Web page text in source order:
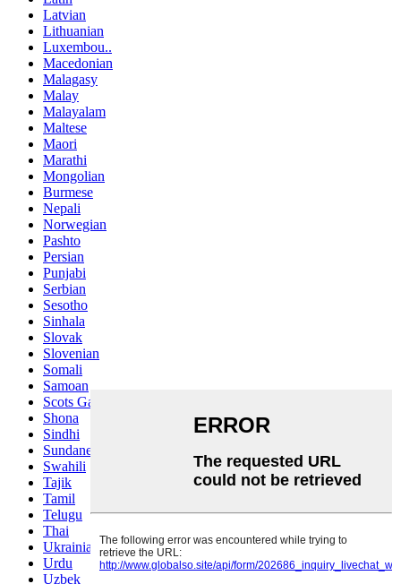
Latvian
Lithuanian
Luxembou..
Macedonian
Malagasy
Malay
Malayalam
Maltese
Maori
Marathi
Mongolian
Burmese
Nepali
Norwegian
Pashto
Persian
Punjabi
Serbian
Sesotho
Sinhala
Slovak
Slovenian
Somali
Samoan
Scots Gaelic
Shona
Sindhi
Sundanese
Swahili
Tajik
Tamil
Telugu
Thai
Ukrainian
Urdu
Uzbek